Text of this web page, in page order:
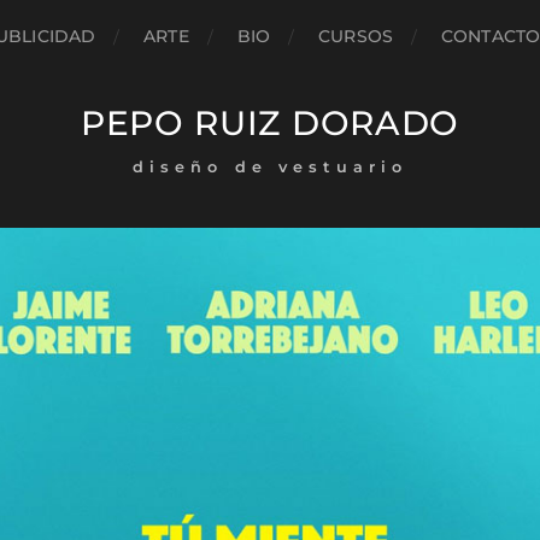
ARTE BIO CURSOS CONTACTO
PEPO RUIZ DORADO
diseño de vestuario